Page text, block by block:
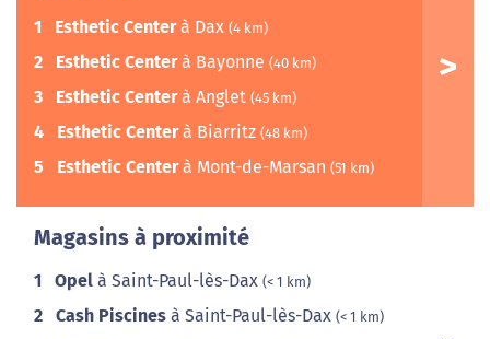
1 Esthetic Centerà Dax (4 km)
2 Esthetic Centerà Bayonne (40 km)
3 Esthetic Centerà Anglet (45 km)
4 Esthetic Centerà Biarritz (48 km)
5 Esthetic Centerà Mont-de-Marsan (51 km)
Magasins à proximité
1 Opel à Saint-Paul-lès-Dax (< 1 km)
2 Cash Piscines à Saint-Paul-lès-Dax (< 1 km)